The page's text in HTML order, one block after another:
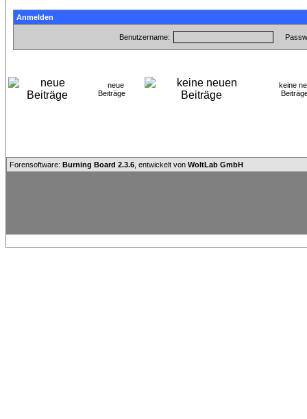
Anmelden
Benutzername:
neue
Beiträge
keine
Forensoftware: Burning Board 2.3.6 , entwickelt von WoltLab GmbH